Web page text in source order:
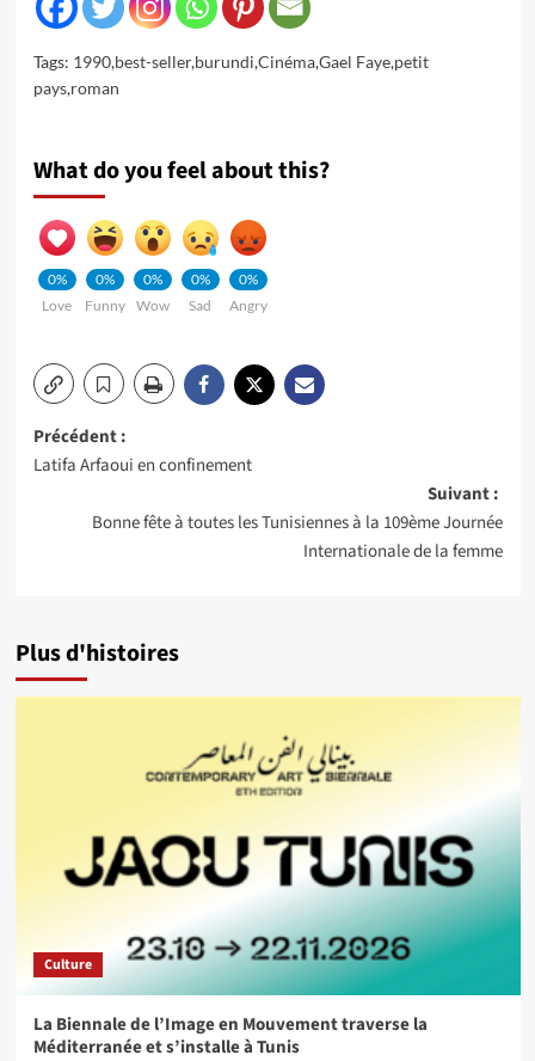
Tags: 1990,best-seller,burundi,Cinéma,Gael Faye,petit
pays,roman
What do you feel about this?
0%
Love
0%
Funny
0%
Wow
0%
Sad
0%
Angry
Navigation
Précédent :
Latifa Arfaoui en confinement
Suivant :
Bonne fête à toutes les Tunisiennes à la 109ème Journée
Internationale de la femme
Plus d'histoires
Culture
La Biennale de l’Image en Mouvement traverse la
Méditerranée et s’installe à Tunis